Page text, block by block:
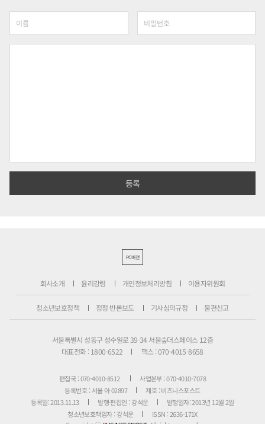
PC버전
회사소개 윤리강령 개인정보처리방침 이용자위원회
청소년보호정책 정정·반론보도 기사심의규정 불편신고
서울특별시 성동구 성수일로 39-34 서울숲더스페이스 12층
대표전화 : 1800-6522
팩스 : 070-4015-8658
편집국 : 070-4010-8512
사업본부 : 070-4010-7078
등록번호 : 서울 아 02897
제호 : 비즈니스포스트
등록일: 2013.11.13
발행·편집인 : 강석운
발행일자: 2013년 12월 2일
청소년보호책임자 : 강석운
ISSN : 2636-171X